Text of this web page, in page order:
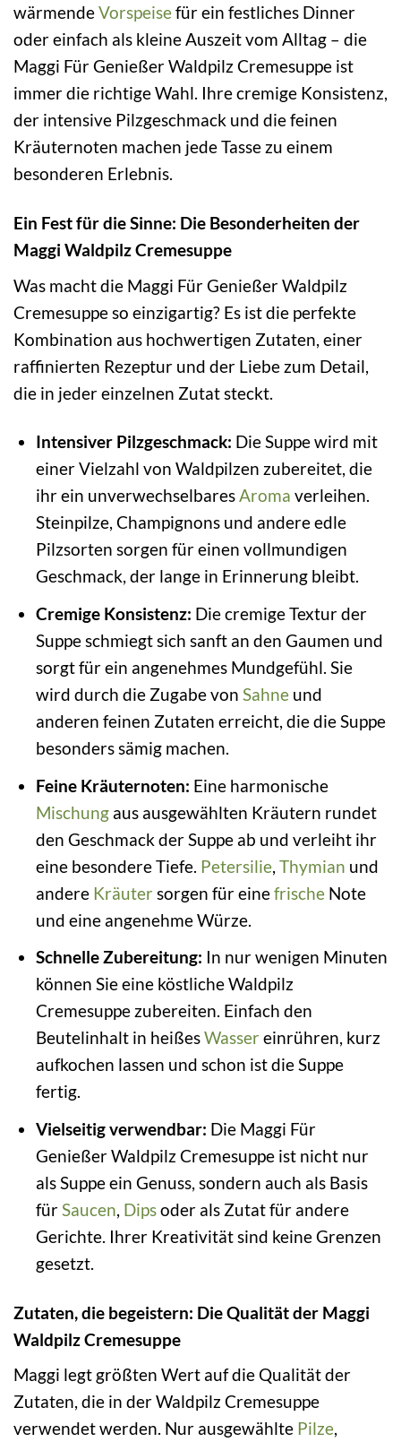
wärmendeVorspeisefür ein festliches Dinner
oder einfach als kleine Auszeit vom Alltag – die
Maggi Für Genießer Waldpilz Cremesuppe ist
immer die richtige Wahl. Ihre cremige Konsistenz,
der intensive Pilzgeschmack und die feinen
Kräuternoten machen jede Tasse zu einem
besonderen Erlebnis.
Ein Fest für die Sinne: Die Besonderheiten der
Maggi Waldpilz Cremesuppe
Was macht die Maggi Für Genießer Waldpilz
Cremesuppe so einzigartig? Es ist die perfekte
Kombination aus hochwertigen Zutaten, einer
raffinierten Rezeptur und der Liebe zum Detail,
die in jeder einzelnen Zutat steckt.
Intensiver Pilzgeschmack: Die Suppe wird mit
einer Vielzahl von Waldpilzen zubereitet, die
ihr ein unverwechselbaresAroma verleihen.
Steinpilze, Champignons und andere edle
Pilzsorten sorgen für einen vollmundigen
Geschmack, der lange in Erinnerung bleibt.
Cremige Konsistenz: Die cremige Textur der
Suppe schmiegt sich sanft an den Gaumen und
sorgt für ein angenehmes Mundgefühl. Sie
wird durch die Zugabe von Sahneund
anderen feinen Zutaten erreicht, die die Suppe
besonders sämig machen.
Feine Kräuternoten: Eine harmonische
Mischungaus ausgewählten Kräutern rundet
den Geschmack der Suppe ab und verleiht ihr
eine besondere Tiefe. Petersilie, Thymian und
andere Kräuter sorgen für einefrischeNote
und eine angenehme Würze.
Schnelle Zubereitung: In nur wenigen Minuten
können Sie eine köstliche Waldpilz
Cremesuppe zubereiten. Einfach den
Beutelinhalt in heißesWasser einrühren, kurz
aufkochen lassen und schon ist die Suppe
fertig.
Vielseitig verwendbar: Die Maggi Für
Genießer Waldpilz Cremesuppe ist nicht nur
als Suppe ein Genuss, sondern auch als Basis
für Saucen Dipsoder als Zutat für andere
Gerichte. Ihrer Kreativität sind keine Grenzen
gesetzt.
Zutaten, die begeistern: Die Qualität der Maggi
Waldpilz Cremesuppe
Maggi legt größten Wert auf die Qualität der
Zutaten, die in der Waldpilz Cremesuppe
verwendet werden. Nur ausgewählte Pilze,